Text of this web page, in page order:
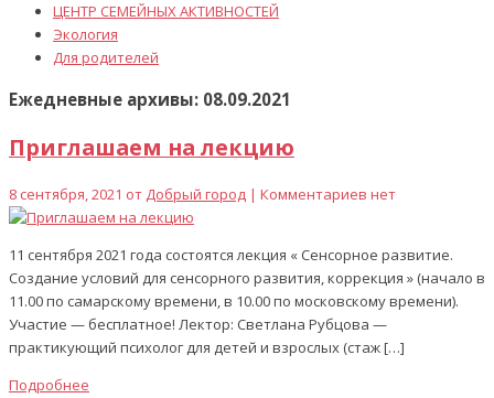
ЦЕНТР СЕМЕЙНЫХ АКТИВНОСТЕЙ
Экология
Для родителей
Ежедневные архивы: 08.09.2021
Приглашаем на лекцию
8 сентября, 2021 от Добрый город | Комментариев нет
11 сентября 2021 года состоятся лекция « Сенсорное развитие.
Создание условий для сенсорного развития, коррекция » (начало в
11.00 по самарскому времени, в 10.00 по московскому времени).
Участие — бесплатное! Лектор: Светлана Рубцова —
практикующий психолог для детей и взрослых (стаж […]
Подробнее